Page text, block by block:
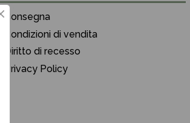
Consegna
Condizioni di vendita
Diritto di recesso
Privacy Policy